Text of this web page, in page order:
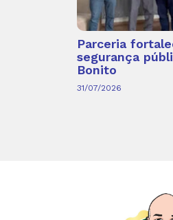
Parceria
segurança
Bonito
31/07/2026